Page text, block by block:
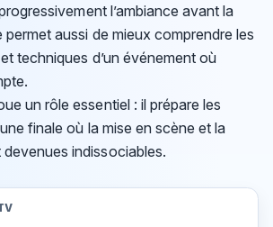
l’ambiance avant la
permet aussi de mieux comprendre les
techniques d’un événement où
un rôle essentiel : il prépare les
finale où la mise en scène et la
indissociables.